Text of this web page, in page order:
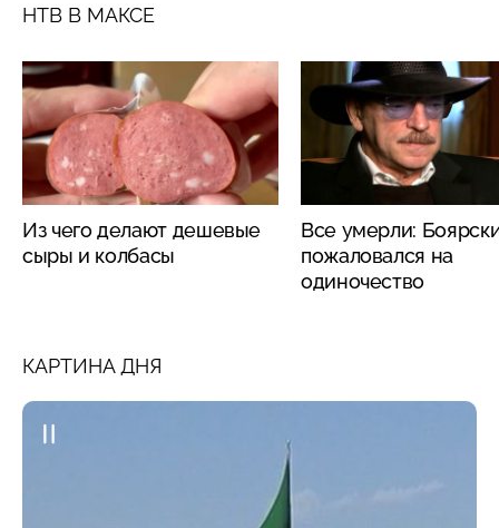
НТВ В МАКСЕ
Из чего делают дешевые
сыры и колбасы
Все умерли:
пожаловался на
одиночество
КАРТИНА ДНЯ